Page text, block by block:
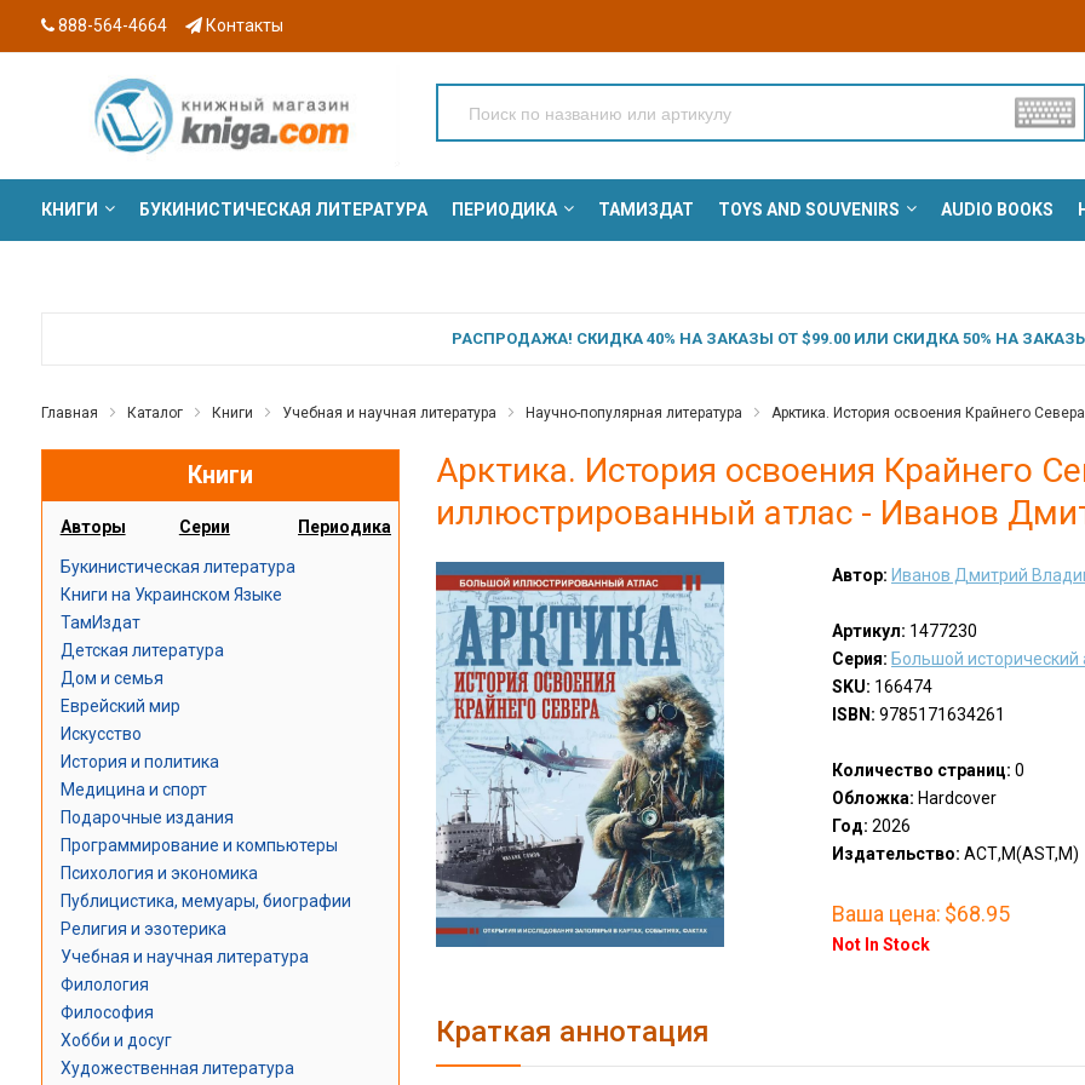
888-564-4664 Контакты
КНИГИ БУКИНИСТИЧЕСКАЯ ЛИТЕРАТУРА ПЕРИОДИКА ТАМИЗДАТ TOYS AND SOUVENIRS AUDIO BOOKS
РАСПРОДАЖА! СКИДКА 40% НА ЗАКАЗЫ ОТ $99.00 ИЛИ СКИДКА 50% НА ЗАКАЗЫ
Главная Каталог Книги Учебная и научная литература Научно-популярная литература Арктика. История освоения Крайнего
Книги
Авторы Серии Периодика
Букинистическая литература
Книги на Украинском Языке
ТамИздат
Детская литература
Дом и семья
Еврейский мир
Искусство
История и политика
Медицина и спорт
Подарочные издания
Программирование и компьютеры
Психология и экономика
Публицистика, мемуары, биографии
Религия и эзотерика
Учебная и научная литература
Филология
Философия
Хобби и досуг
Художественная литература
Арктика. История освоения Крайнего
иллюстрированный атлас - Иванов
Автор: Иванов Дмитрий
Артикул: 1477230
Серия: Большой исторический
SKU: 166474
ISBN: 9785171634261
Количество страниц: 0
Обложка: Hardcover
Год: 2026
Издательство: АСТ,М(AST,M)
Ваша цена: $68.95
Not In Stock
Краткая аннотация